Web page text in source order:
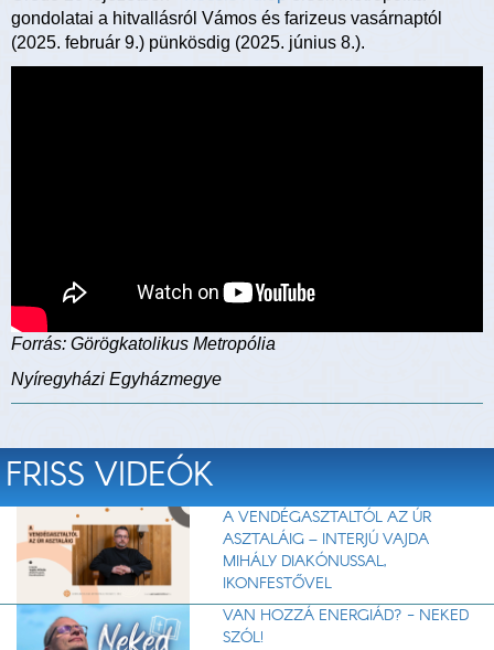
gondolatai a hitvallásról Vámos és farizeus vasárnaptól
(2025. február 9.) pünkösdig (2025. június 8.).
Forrás: Görögkatolikus Metropólia
Nyíregyházi Egyházmegye
FRISS VIDEÓK
A VENDÉGASZTALTÓL AZ ÚR
ASZTALÁIG – INTERJÚ VAJDA
MIHÁLY DIAKÓNUSSAL,
IKONFESTŐVEL
VAN HOZZÁ ENERGIÁD? - NEKED
SZÓL!